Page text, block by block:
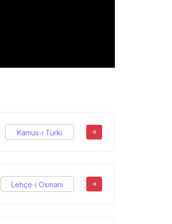
Kamus-ı Türki
Lehçe-i Osmani